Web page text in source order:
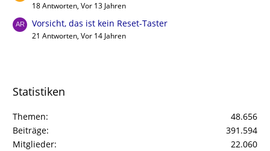
18 Antworten, Vor 13 Jahren
Vorsicht, das ist kein Reset-Taster
21 Antworten, Vor 14 Jahren
Statistiken
Themen
48.656
Beiträge
391.594
Mitglieder
22.060